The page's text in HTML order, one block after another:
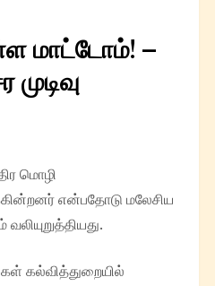
மாட்டோம்! –
மொழி
என்பதோடு மலேசிய
கல்வித்துறையில்